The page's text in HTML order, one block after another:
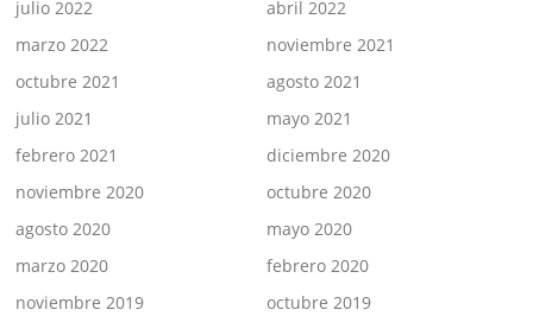
julio 2022
abril 2022
marzo 2022
noviembre 2021
octubre 2021
agosto 2021
julio 2021
mayo 2021
febrero 2021
diciembre 2020
noviembre 2020
octubre 2020
agosto 2020
mayo 2020
marzo 2020
febrero 2020
noviembre 2019
octubre 2019